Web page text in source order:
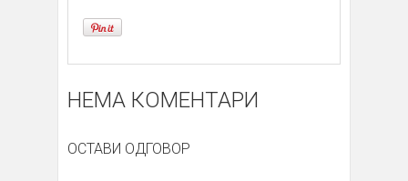
НЕМА КОМЕНТАРИ
ОСТАВИ ОДГОВОР